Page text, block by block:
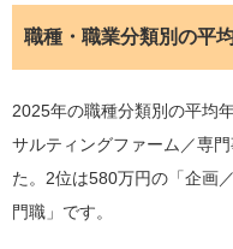
職種・職業分類別の平
2025年の職種分類別の平均
サルティングファーム／専
た。2位は580万円の「企画
門職」です。